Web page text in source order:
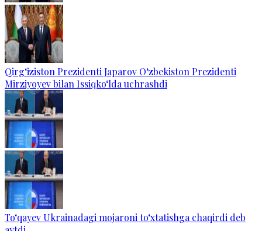
Qirg‘iziston Prezidenti Japarov O‘zbekiston Prezidenti
Mirziyoyev bilan Issiqko‘lda uchrashdi
To‘qayev Ukrainadagi mojaroni to‘xtatishga chaqirdi deb